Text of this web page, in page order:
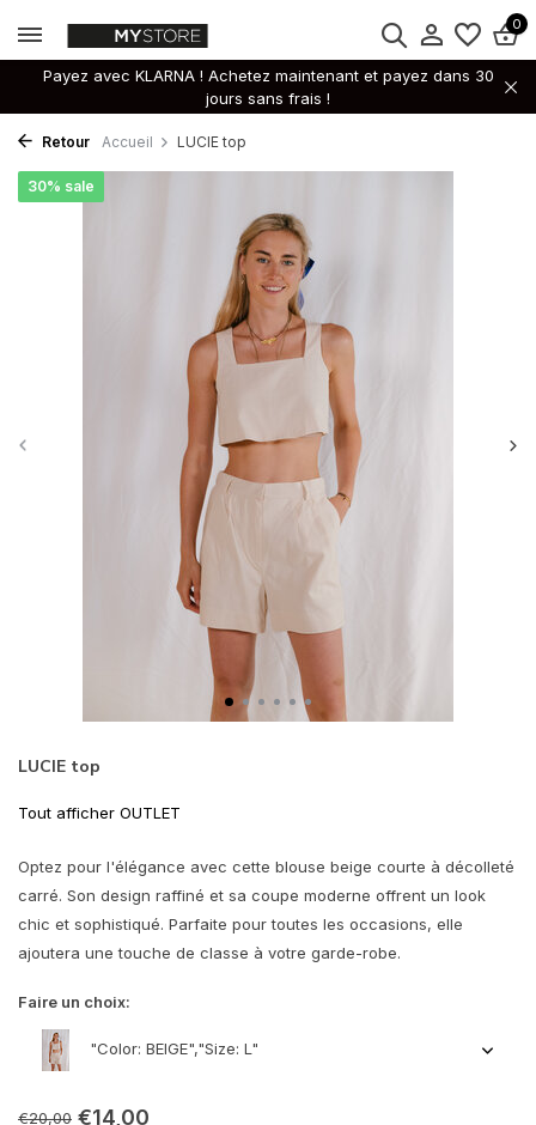
0
Payez avec KLARNA ! Achetez maintenant et payez dans 30
jours sans frais !
Retour Accueil LUCIE top
LUCIE top
30% sale
Tout afficher OUTLET
Optez pour l'élégance avec cette blouse beige courte à décolleté
carré. Son design raffiné et sa coupe moderne offrent un look
chic et sophistiqué. Parfaite pour toutes les occasions, elle
ajoutera une touche de classe à votre garde-robe.
Faire un choix:
"Color: BEIGE","Size: L"
€20,00 €14,00